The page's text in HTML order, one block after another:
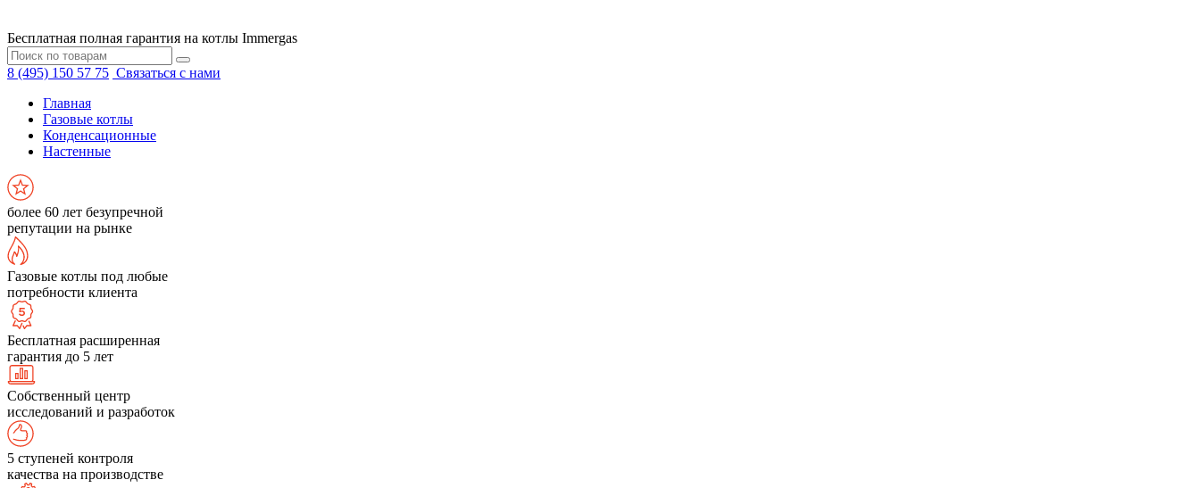
Бесплатная полная гарантия на котлы Immergas
8 (495) 150 57 75 Связаться с нами
Главная
Газовые котлы
Конденсационные
Настенные
более 60 лет безупречной
репутации на рынке
Газовые котлы под любые
потребности клиента
Бесплатная расширенная
гарантия до 5 лет
Собственный центр
исследований и разработок
5 ступеней контроля
качества на производстве